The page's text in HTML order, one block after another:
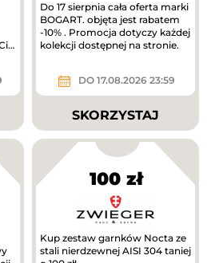
Do 17 sierpnia cała oferta marki
BOGART. objęta jest rabatem
-10% . Promocja dotyczy każdej
kolekcji dostępnej na stronie.
DO 17.08.2026 23:59
SKORZYSTAJ
100 zł
Kup zestaw garnków Nocta ze
stali nierdzewnej AISI 304 taniej